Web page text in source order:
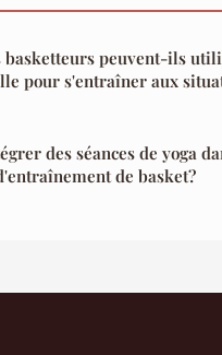
basketteurs peuvent-ils
pour s'entraîner aux
des séances de yoga
de basket?